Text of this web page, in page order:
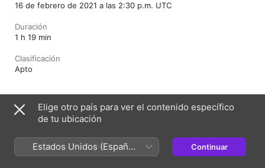
16 de febrero de 2021 a las 2:30 p.m. UTC
Duración
1 h 19 min
Clasificación
Apto
México English (UK)
Términos del servicio de Internet
El reproductor web de Apple Podcasts y la privacidad
Elige otro país para ver el contenido específico
de tu ubicación
Estados Unidos (Español
México)
Continuar